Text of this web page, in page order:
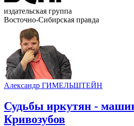
издательская группа
Восточно-Сибирская правда
Александр ГИМЕЛЬШТЕЙН
Судьбы иркутян -
Кривозубов